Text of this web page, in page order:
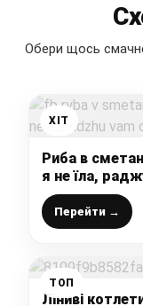
Обери щось
ХІТ
Риба в
я не їла,
спробувати
Перейти →
ТОП
Ліниві